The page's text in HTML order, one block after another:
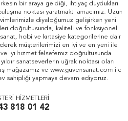
bir araya geldiği, ihtiyaç duydukları
noktası yaratmaktı amacımız. Uzun
diyaloğumuz gelişirken yeni
doğrultusunda, kaliteli ve fonksiyonel
hobi ve kırtasiye kategorilerine dair
müşterilerimizi en iyi ve en yeni ile
iyi hizmet felsefemiz doğrultusunda
sanatseverlerin uğrak noktası olan
mağazamız ve www.guvensanat.com ile
sahipliği yapmaya devam ediyoruz.
HİZMETLERİ
818 01 42